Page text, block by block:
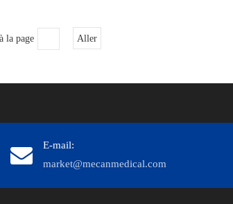
la page Aller
E-mail:
market@mecanmedical.com